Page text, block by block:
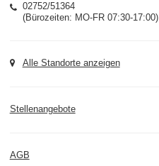
02752/51364
(Bürozeiten: MO-FR 07:30-17:00)
Alle Standorte anzeigen
Stellenangebote
AGB